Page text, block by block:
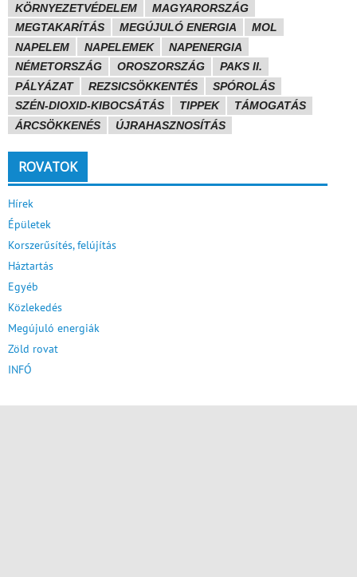
KÖRNYEZETVÉDELEM
MAGYARORSZÁG
MEGTAKARÍTÁS
MEGÚJULÓ ENERGIA
MOL
NAPELEM
NAPELEMEK
NAPENERGIA
NÉMETORSZÁG
OROSZORSZÁG
PAKS II.
PÁLYÁZAT
REZSICSÖKKENTÉS
SPÓROLÁS
SZÉN-DIOXID-KIBOCSÁTÁS
TIPPEK
TÁMOGATÁS
ÁRCSÖKKENÉS
ÚJRAHASZNOSÍTÁS
ROVATOK
Hírek
Épületek
Korszerűsítés, felújítás
Háztartás
Egyéb
Közlekedés
Megújuló energiák
Zöld rovat
INFÓ